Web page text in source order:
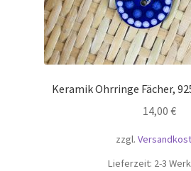
Keramik Ohrringe Fächer,
14,00 €
zzgl.
Lieferzeit: 2-3